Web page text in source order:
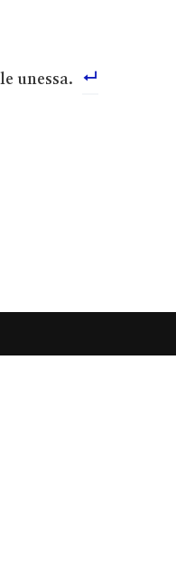
unessa.